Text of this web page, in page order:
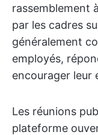
rassemblement
par les cadres
généralement
employés,
encourager leur
Les réunions
plateforme